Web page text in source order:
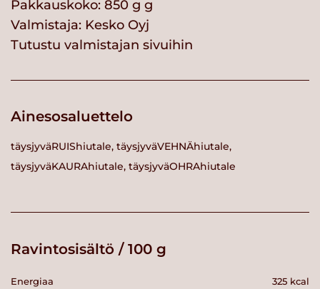
Pakkauskoko: 850 g g
Valmistaja: Kesko Oyj
Tutustu valmistajan sivuihin
Ainesosaluettelo
täysjyväRUIShiutale, täysjyväVEHNÄhiutale,
täysjyväKAURAhiutale, täysjyväOHRAhiutale
Ravintosisältö / 100 g
Energiaa 325 kcal